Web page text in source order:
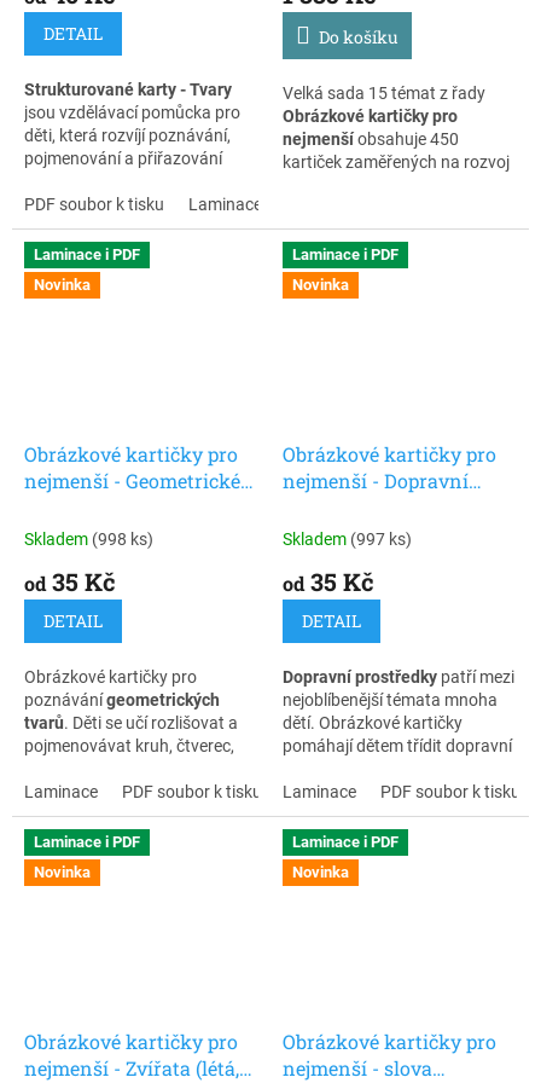
učení.
DETAIL
Strukturované karty - Tvary
jsou vzdělávací pomůcka pro
děti, která rozvíjí poznávání,
pojmenování a přiřazování
zpracování a vizuální podpoře
dítě snadno pochopí zadání a
pracuje samostatně.
Karty vycházejí z principů
logické myšlení a jistotu při
učení.
PDF soubor k tisku Laminace + zip
Do košíku
Velká sada 15 témat z řady
Obrázkové kartičky pro
nejmenšíobsahuje 450
kartiček zaměřených na rozvoj
předškolních dovedností.
Vhodné pro domácí
procvičování, mateřské školy i
děti s autismem.
Laminace i PDF
Novinka
Obrázkové kartičky pro
nejmenší - Geometrické
Skladem (998 ks)
od 35 Kč
DETAIL
Obrázkové kartičky pro
poznávánígeometrických
tvarů. Děti se učí rozlišovat a
pojmenovávat kruh, čtverec,
hvězdu, rozvíjejí zrakové
vnímání, slovní zásobu i logické
myšlení.
Laminace PDF soubor k tisku
Laminace i PDF
Novinka
Obrázkové kartičky pro
nejmenší - Dopravní
pluje)
Skladem (997 ks)
od 35 Kč
DETAIL
Dopravní prostředky patří mezi
nejoblíbenější témata mnoha
dětí. Obrázkové kartičky
pomáhají dětem třídit dopravní
pohybu - letí, jede nebo pluje.
Rozvíjejí slovní zásobu,
porozumění řeči i schopnost
hledat souvislosti.
Laminace PDF soubor k tisku
Laminace i PDF
Novinka
Obrázkové kartičky pro
nejmenší - Zvířata (létá,
Laminace i PDF
Novinka
Obrázkové kartičky pro
nejmenší - slova